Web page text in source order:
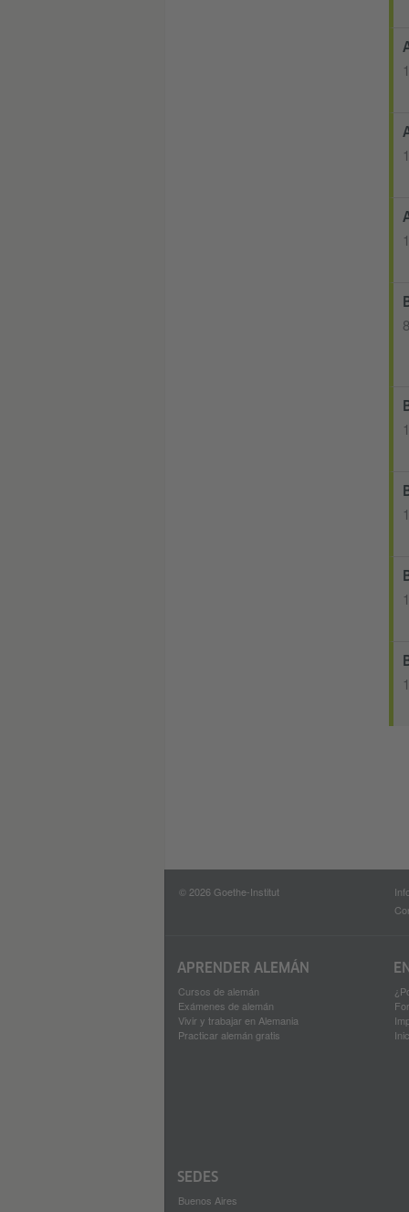
© 2026 Goethe-Institut
APRENDER ALEMÁN
Cursos de alemán
Exámenes de alemán
Vivir y trabajar en Alemania
Practicar alemán gratis
SEDES
Buenos Aires